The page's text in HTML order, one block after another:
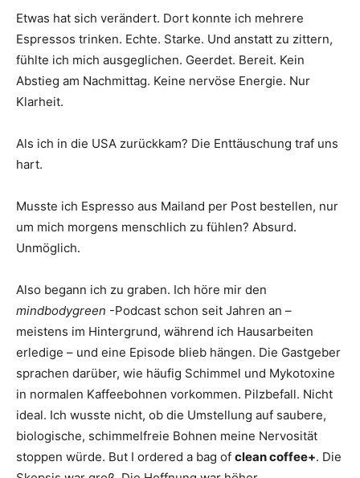
Etwas hat sich verändert. Dort konnte ich mehrere
Espressos trinken. Echte. Starke. Und anstatt zu zittern,
fühlte ich mich ausgeglichen. Geerdet. Bereit. Kein
Abstieg am Nachmittag. Keine nervöse Energie. Nur
Klarheit.
Als ich in die USA zurückkam? Die Enttäuschung traf uns
hart.
Musste ich Espresso aus Mailand per Post bestellen, nur
um mich morgens menschlich zu fühlen? Absurd.
Unmöglich.
Also begann ich zu graben. Ich höre mir den
mindbodygreen -Podcast schon seit Jahren an –
meistens im Hintergrund, während ich Hausarbeiten
erledige – und eine Episode blieb hängen. Die Gastgeber
sprachen darüber, wie häufig Schimmel und Mykotoxine
in normalen Kaffeebohnen vorkommen. Pilzbefall. Nicht
ideal. Ich wusste nicht, ob die Umstellung auf saubere,
biologische, schimmelfreie Bohnen meine Nervosität
stoppen würde. But I ordered a bag of clean coffee+. Die